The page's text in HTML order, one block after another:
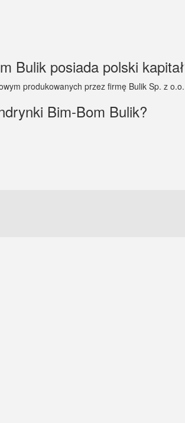
Bulik posiada polski
produkowanych przez firmę Bulik Sp. z o.o.
Bim-Bom Bulik?